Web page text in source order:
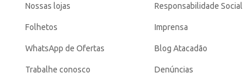
Nossas lojas
Folhetos
WhatsApp de Ofertas
Trabalhe conosco
Responsabilidade Social
Imprensa
Blog Atacadão
Denúncias